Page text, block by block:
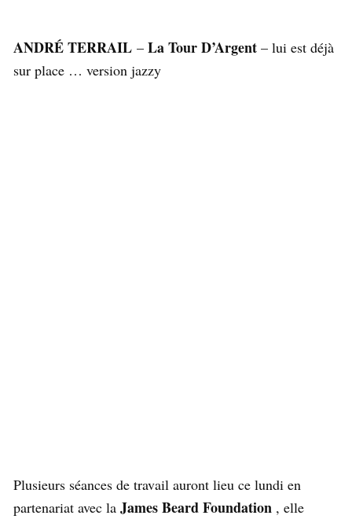
ANDRÉ TERRAIL – La Tour D’Argent – lui est déjà
sur place … version jazzy
Plusieurs séances de travail auront lieu ce lundi en
partenariat avec la James Beard Foundation , elle